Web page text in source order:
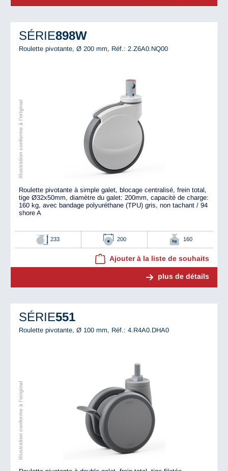
SÉRIE898W
Roulette pivotante, Ø 200 mm, Réf.: 2.Z6A0.NQ00
Illustration conforme à l'original
Roulette pivotante à simple galet, blocage centralisé, frein total,
tige Ø32x50mm, diamètre du galet: 200mm, capacité de charge:
160 kg, avec bandage polyuréthane (TPU) gris, non tachant / 94
shore A
233 200 160
Ajouter à la liste de souhaits
plus de détails
SÉRIE551
Roulette pivotante, Ø 100 mm, Réf.: 4.R4A0.DHA0
Illustration conforme à l'original